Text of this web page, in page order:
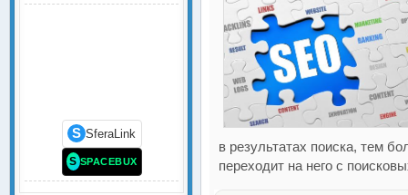
S SferaLink
S SPACEBUX
в результатах поиска, тем
переходит на него с